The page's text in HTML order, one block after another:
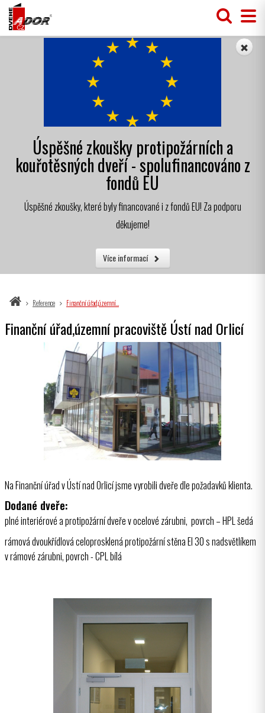
Úspěšné zkoušky protipožárních a
kouřotěsných dveří - spolufinancováno z
fondů EU
Úspěšné zkoušky, které byly financované i z fondů EU! Za podporu
děkujeme!
Více informací
Reference Finanční úřad,územní…
Finanční úřad,územní pracoviště Ústí nad Orlicí
Na Finanční úřad v Ústí nad Orlicí jsme vyrobili dveře dle požadavků klienta.
Dodané dveře:
plné interiérové a protipožární dveře v ocelové zárubni, povrch – HPL šedá
rámová dvoukřídlová celoprosklená protipožární stěna EI 30 s nadsvětlíkem
v rámové zárubni, povrch - CPL bílá